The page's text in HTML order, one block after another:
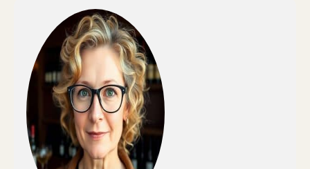
que votre vin reste frais plus longtemps.
CONSERVE LA FRAÎCHEUR DU VIN : Il suffit de
remplacer le bouchon en liège ou à vis par
un bouchon à vin, de fixer l’aérateur au
dispositif Pivot, puis d’insérer le dispositif
lorsque vous êtes prêt à verser. Lorsque vous
avez terminé, retirez le dispositif et fermez le
bouchon à vin. Capsules Coravin
authentiques : N'utilisez que des capsules
d'argon Coravin authentiques pour protéger
votre système de conservation du vin. Les